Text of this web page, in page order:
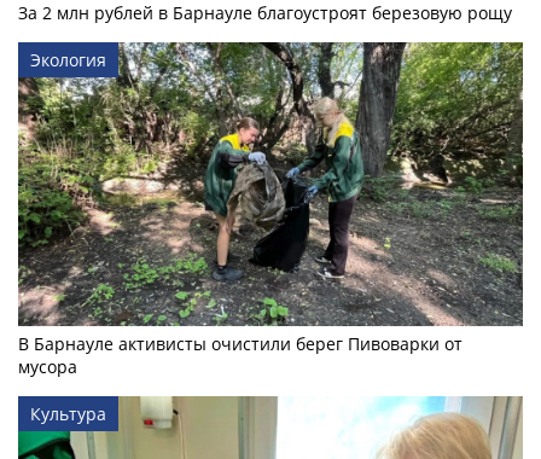
За 2 млн рублей в Барнауле благоустроят березовую рощу
Экология
В Барнауле активисты очистили берег Пивоварки от
мусора
Культура